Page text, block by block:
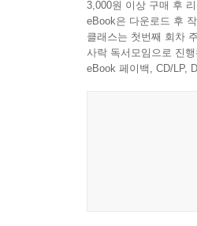
3,000원 이상 구매 후
eBook은 다운로드 후
클래스는 첫번째 회차
사락 독서모임으로 진
eBook 페이백, CD/LP,